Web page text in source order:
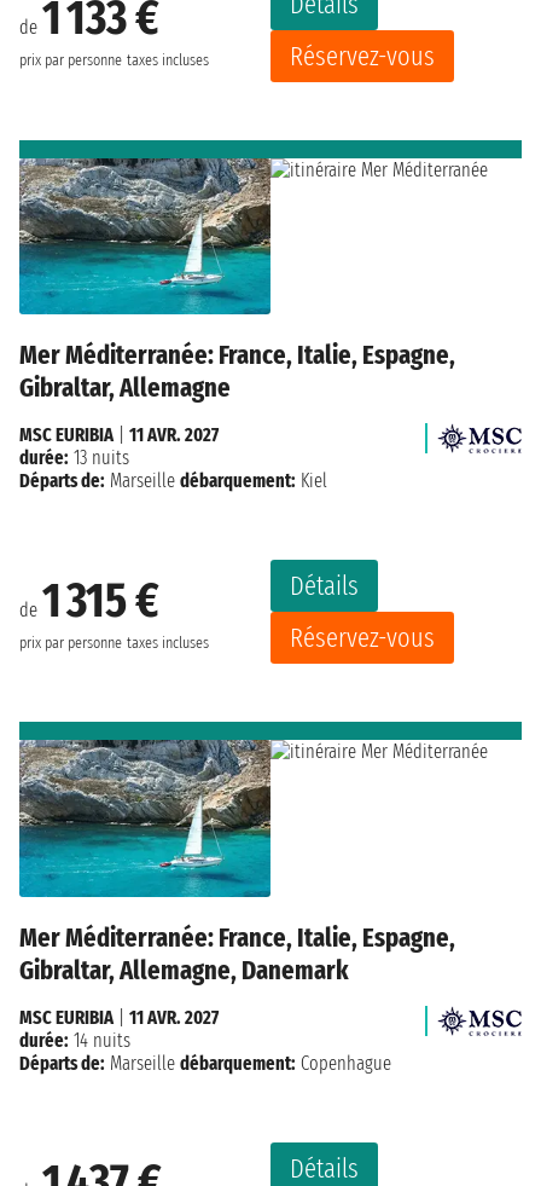
de 1 133 €
prix par personne taxes incluses
Réservez-vous
Mer Méditerranée: France, Italie, Espagne,
Gibraltar, Allemagne
de 1 315 €
prix par personne taxes incluses
Détails
Réservez-vous
MSC EURIBIA| 11 AVR. 2027
durée: 13 nuits
Départs de: Marseille débarquement: Kiel
Mer Méditerranée: France, Italie, Espagne,
Gibraltar, Allemagne, Danemark
Détails
MSC EURIBIA
11 AVR. 2027
durée: 14 nuits
Départs de: Marseille débarquement: Copenhague